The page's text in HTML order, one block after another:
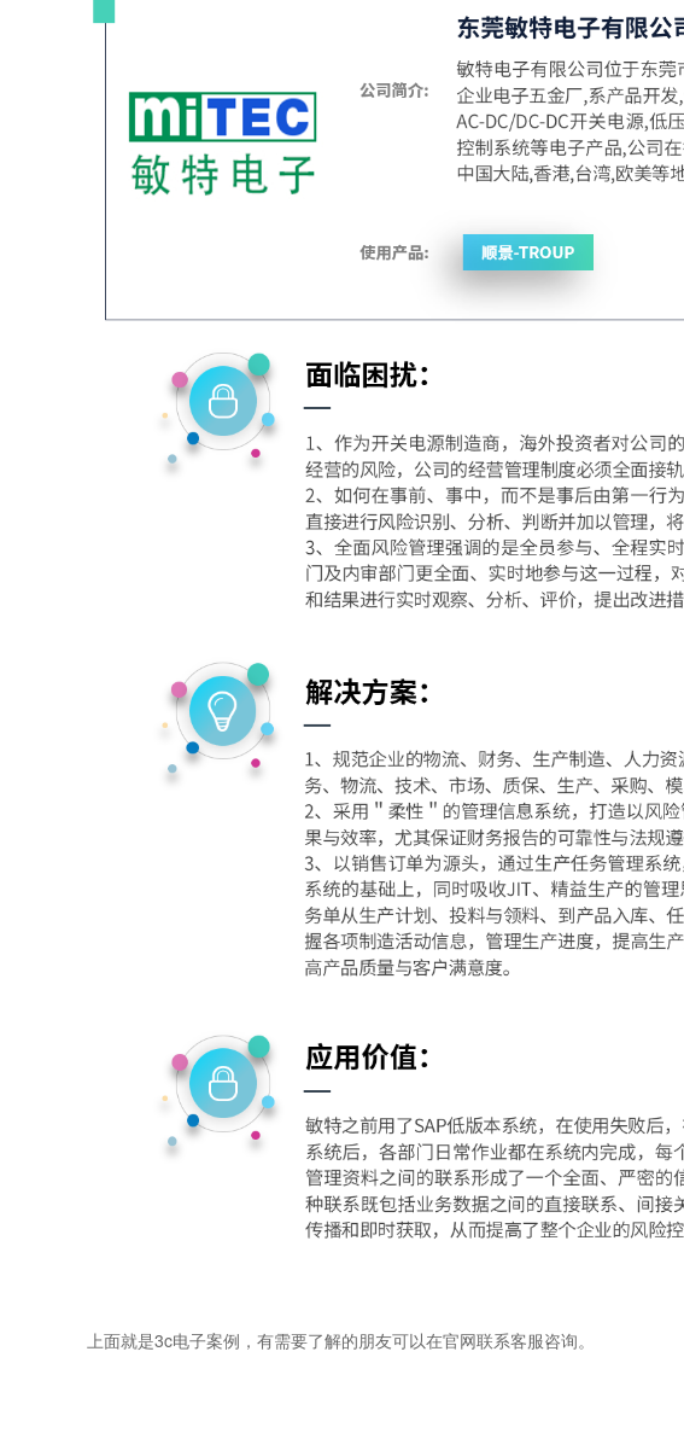
上面就是3c电子案例，有需要了解的朋友可以在官网联系客服咨询。